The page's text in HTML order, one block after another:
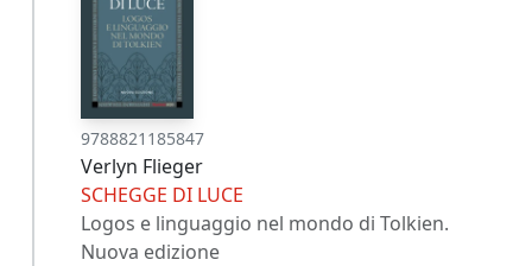
9788821185847
Verlyn Flieger
SCHEGGE DI LUCE
Logos e linguaggio nel mondo di Tolkien.
Nuova edizione